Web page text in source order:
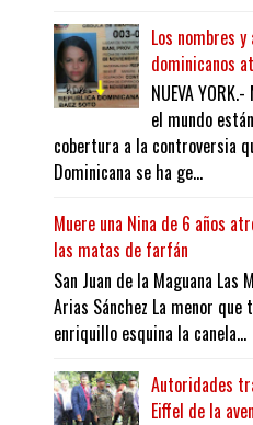
Los nombres
dominicanos
NUEVA
el mundo
cobertura a la controversia
Dominicana se ha ge...
Muere una Nina de 6 años
las matas de farfán
San Juan de la Maguana Las
Arias Sánchez La menor
enriquillo esquina la canela...
Autoridades
Eiffel de la